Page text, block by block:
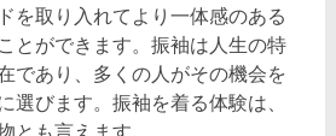
を取り入れてより一体感のある
とができます。振袖は人生の特
であり、多くの人がその機会を
選びます。振袖を着る体験は、
とも言えます。